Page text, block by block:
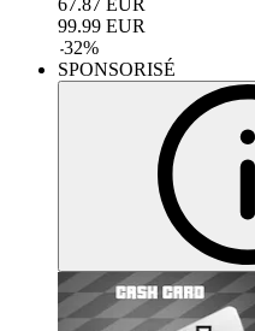
99.99 EUR
-32%
SPONSORISÉ